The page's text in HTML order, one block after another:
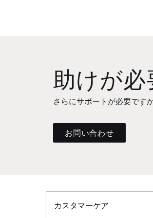
助けが必
さらにサポートが必要です
お問い合わせ
カスタマーケア